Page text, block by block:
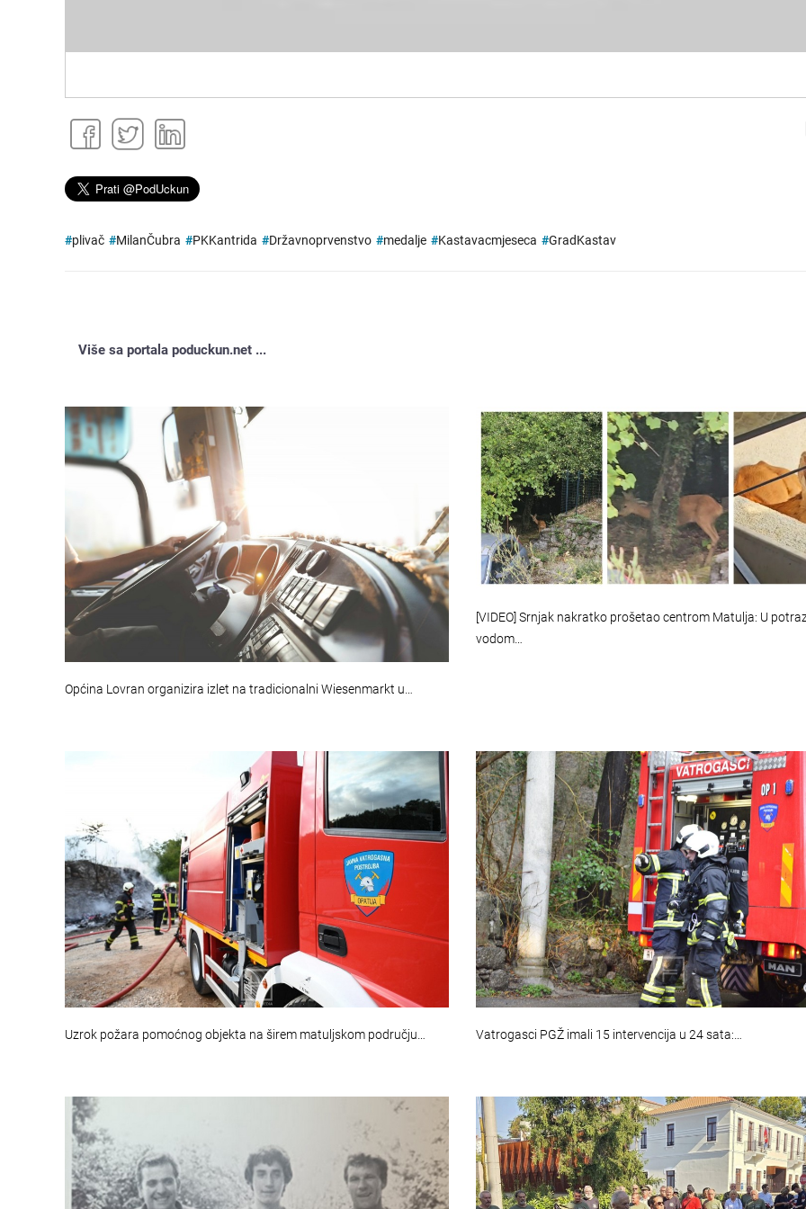
#plivač #MilanČubra #PKKantrida #Državnoprvenstvo #medalje #Kastavacmjeseca #GradKastav
Više sa portala poduckun.net ...
Općina Lovran organizira izlet na tradicionalni Wiesenmarkt u…
[VIDEO] Srnjak nakratko prošetao centrom Matulja: U
vodom…
Uzrok požara pomoćnog objekta na širem matuljskom području… Vatrogasci PGŽ imali 15 intervencija u 24 sata:…